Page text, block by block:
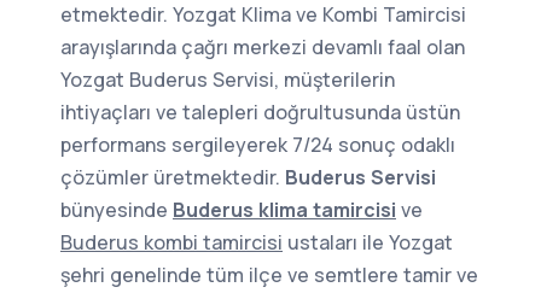
etmektedir. Yozgat Klima ve Kombi Tamircisi
arayışlarında çağrı merkezi devamlı faal olan
Yozgat Buderus Servisi, müşterilerin
ihtiyaçları ve talepleri doğrultusunda üstün
performans sergileyerek 7/24 sonuç odaklı
çözümler üretmektedir. Buderus Servisi
bünyesinde Buderus klima tamircisi ve
Buderus kombi tamircisi ustaları ile Yozgat
şehri genelinde tüm ilçe ve semtlere tamir ve